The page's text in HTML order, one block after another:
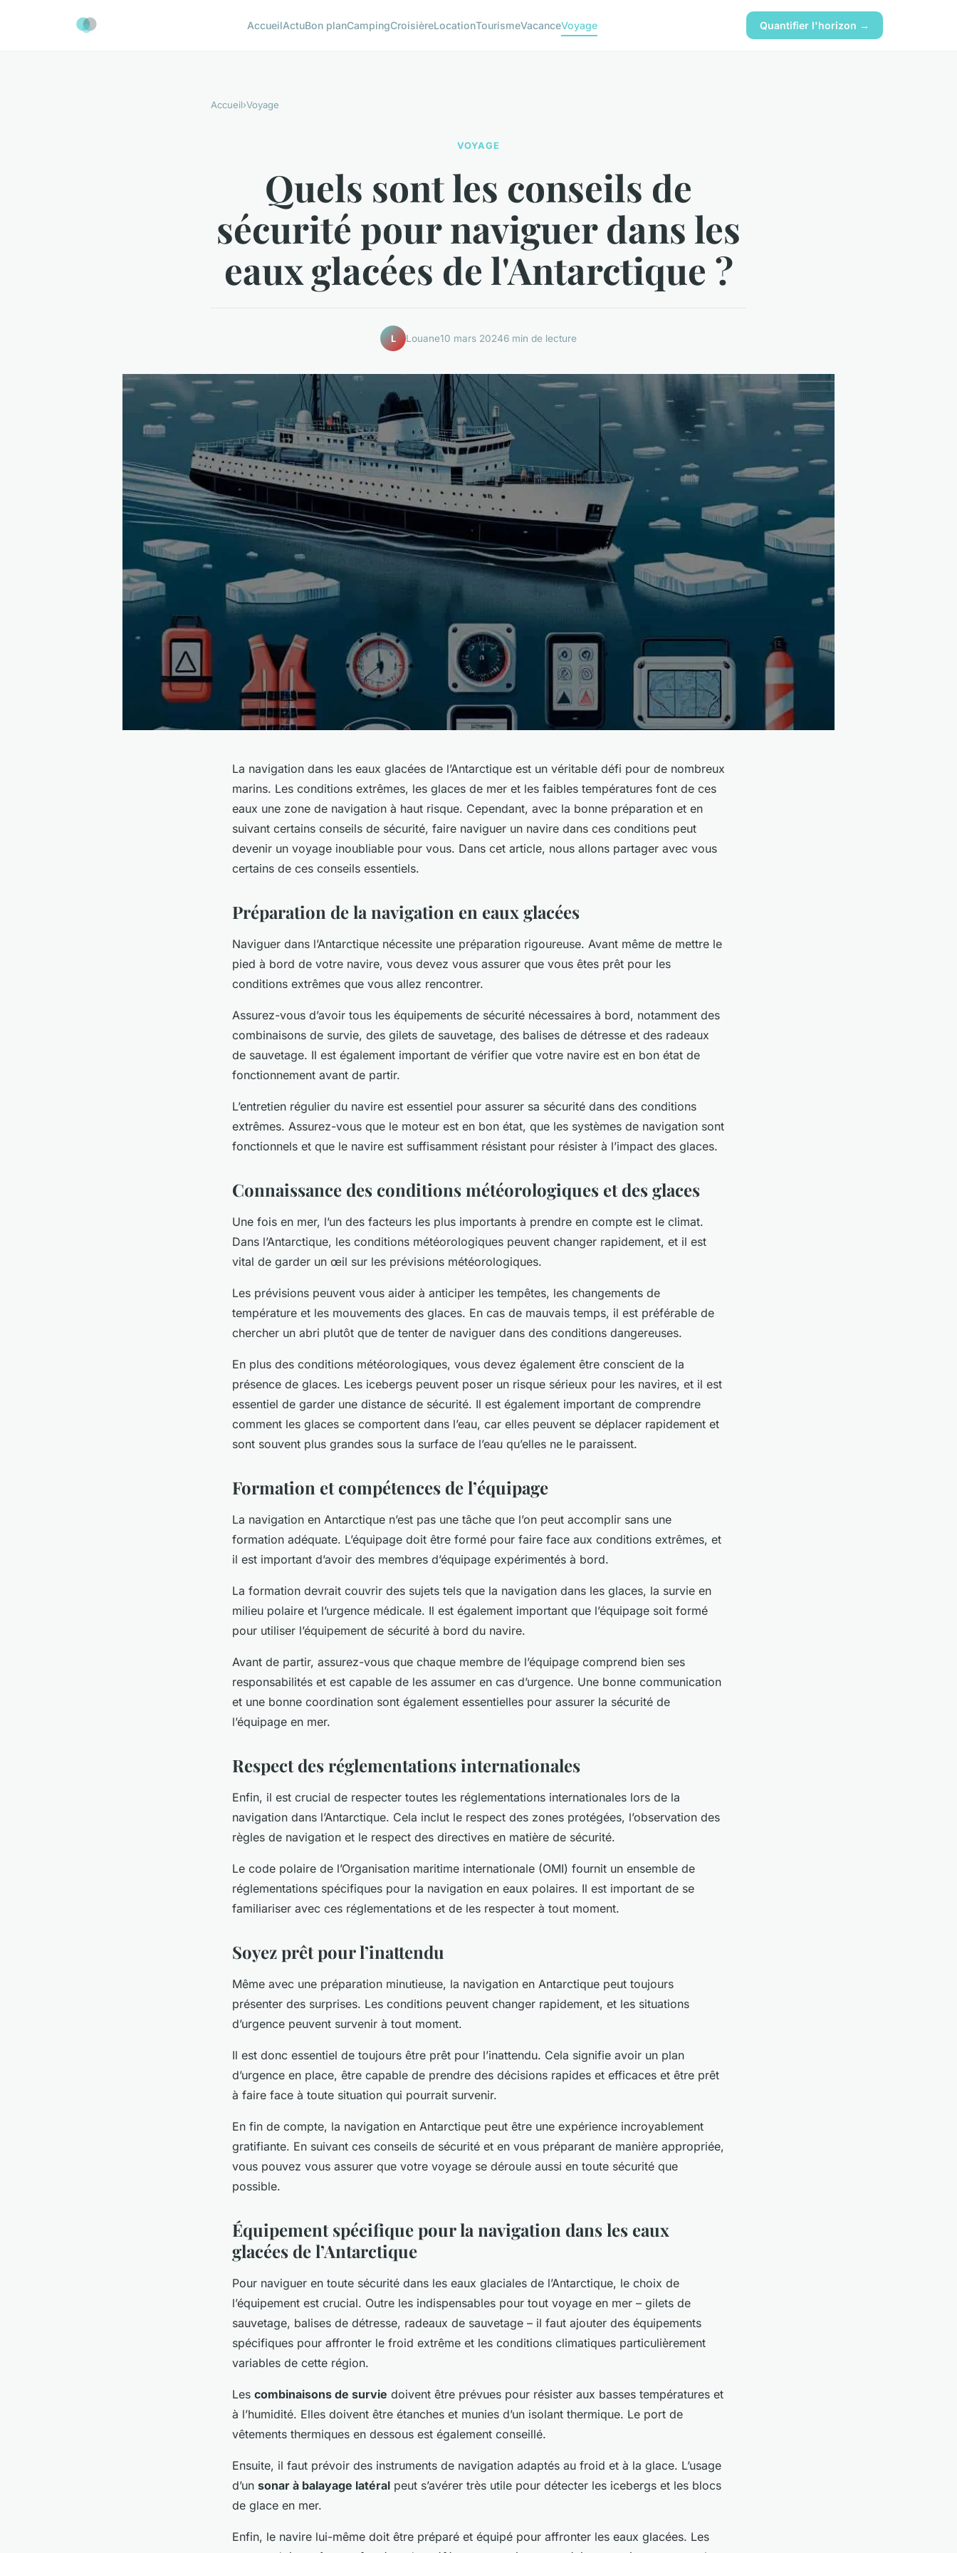
AccueilActuBon planCampingCroisièreLocationTourismeVacanceVoyage Quantifier l'horizon →
Accueil›Voyage
VOYAGE
Quels sont les conseils de
sécurité pour naviguer dans les
eaux glacées de l'Antarctique ?
L Louane10 mars 20246 min de lecture
La navigation dans les eaux glacées de l’Antarctique est un véritable défi pour de nombreux
marins. Les conditions extrêmes, les glaces de mer et les faibles températures font de ces
eaux une zone de navigation à haut risque. Cependant, avec la bonne préparation et en
suivant certains conseils de sécurité, faire naviguer un navire dans ces conditions peut
devenir un voyage inoubliable pour vous. Dans cet article, nous allons partager avec vous
certains de ces conseils essentiels.
Préparation de la navigation en eaux glacées
Naviguer dans l’Antarctique nécessite une préparation rigoureuse. Avant même de mettre le
pied à bord de votre navire, vous devez vous assurer que vous êtes prêt pour les
conditions extrêmes que vous allez rencontrer.
Assurez-vous d’avoir tous les équipements de sécurité nécessaires à bord, notamment des
combinaisons de survie, des gilets de sauvetage, des balises de détresse et des radeaux
de sauvetage. Il est également important de vérifier que votre navire est en bon état de
fonctionnement avant de partir.
L’entretien régulier du navire est essentiel pour assurer sa sécurité dans des conditions
extrêmes. Assurez-vous que le moteur est en bon état, que les systèmes de navigation sont
fonctionnels et que le navire est suffisamment résistant pour résister à l’impact des glaces.
Connaissance des conditions météorologiques et des glaces
Une fois en mer, l’un des facteurs les plus importants à prendre en compte est le climat.
Dans l’Antarctique, les conditions météorologiques peuvent changer rapidement, et il est
vital de garder un œil sur les prévisions météorologiques.
Les prévisions peuvent vous aider à anticiper les tempêtes, les changements de
température et les mouvements des glaces. En cas de mauvais temps, il est préférable de
chercher un abri plutôt que de tenter de naviguer dans des conditions dangereuses.
En plus des conditions météorologiques, vous devez également être conscient de la
présence de glaces. Les icebergs peuvent poser un risque sérieux pour les navires, et il est
essentiel de garder une distance de sécurité. Il est également important de comprendre
comment les glaces se comportent dans l’eau, car elles peuvent se déplacer rapidement et
sont souvent plus grandes sous la surface de l’eau qu’elles ne le paraissent.
Formation et compétences de l’équipage
La navigation en Antarctique n’est pas une tâche que l’on peut accomplir sans une
formation adéquate. L’équipage doit être formé pour faire face aux conditions extrêmes, et
il est important d’avoir des membres d’équipage expérimentés à bord.
La formation devrait couvrir des sujets tels que la navigation dans les glaces, la survie en
milieu polaire et l’urgence médicale. Il est également important que l’équipage soit formé
pour utiliser l’équipement de sécurité à bord du navire.
Avant de partir, assurez-vous que chaque membre de l’équipage comprend bien ses
responsabilités et est capable de les assumer en cas d’urgence. Une bonne communication
et une bonne coordination sont également essentielles pour assurer la sécurité de
l’équipage en mer.
Respect des réglementations internationales
Enfin, il est crucial de respecter toutes les réglementations internationales lors de la
navigation dans l’Antarctique. Cela inclut le respect des zones protégées, l’observation des
règles de navigation et le respect des directives en matière de sécurité.
Le code polaire de l’Organisation maritime internationale (OMI) fournit un ensemble de
réglementations spécifiques pour la navigation en eaux polaires. Il est important de se
familiariser avec ces réglementations et de les respecter à tout moment.
Soyez prêt pour l’inattendu
Même avec une préparation minutieuse, la navigation en Antarctique peut toujours
présenter des surprises. Les conditions peuvent changer rapidement, et les situations
d’urgence peuvent survenir à tout moment.
Il est donc essentiel de toujours être prêt pour l’inattendu. Cela signifie avoir un plan
d’urgence en place, être capable de prendre des décisions rapides et efficaces et être prêt
à faire face à toute situation qui pourrait survenir.
En fin de compte, la navigation en Antarctique peut être une expérience incroyablement
gratifiante. En suivant ces conseils de sécurité et en vous préparant de manière appropriée,
vous pouvez vous assurer que votre voyage se déroule aussi en toute sécurité que
possible.
Équipement spécifique pour la navigation dans les eaux
glacées de l’Antarctique
Pour naviguer en toute sécurité dans les eaux glaciales de l’Antarctique, le choix de
l’équipement est crucial. Outre les indispensables pour tout voyage en mer – gilets de
sauvetage, balises de détresse, radeaux de sauvetage – il faut ajouter des équipements
spécifiques pour affronter le froid extrême et les conditions climatiques particulièrement
variables de cette région.
Les combinaisons de survie doivent être prévues pour résister aux basses températures et
à l’humidité. Elles doivent être étanches et munies d’un isolant thermique. Le port de
vêtements thermiques en dessous est également conseillé.
Ensuite, il faut prévoir des instruments de navigation adaptés au froid et à la glace. L’usage
d’un sonar à balayage latéral peut s’avérer très utile pour détecter les icebergs et les blocs
de glace en mer.
Enfin, le navire lui-même doit être préparé et équipé pour affronter les eaux glacées. Les